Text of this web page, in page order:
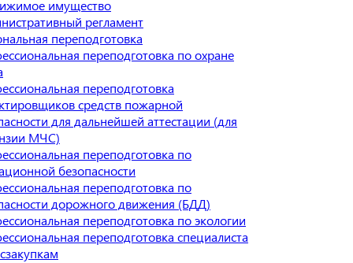
имущество
регламент
переподготовка
переподготовка по охране
переподготовка
средств пожарной
для дальнейшей аттестации (для
МЧС)
переподготовка по
безопасности
переподготовка по
дорожного движения (БДД)
переподготовка по экологии
переподготовка специалиста